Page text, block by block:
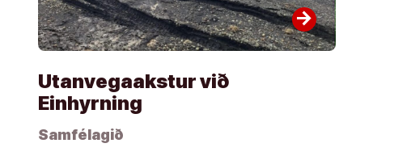
arrow_forward
Utanvegaakstur við
Einhyrning
Samfélagið